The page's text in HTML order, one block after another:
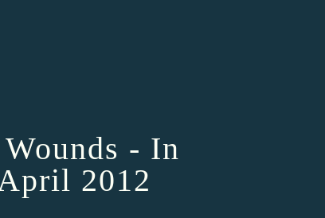
- In
2012